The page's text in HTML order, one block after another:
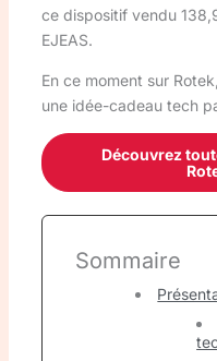
ce dispositif vendu
EJEAS.
En ce moment sur
une idée-cadeau tech
Découvrez
Sommaire